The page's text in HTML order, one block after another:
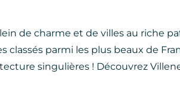
de charme et de villes au riche
classés parmi les plus beaux de
singulières ! Découvrez